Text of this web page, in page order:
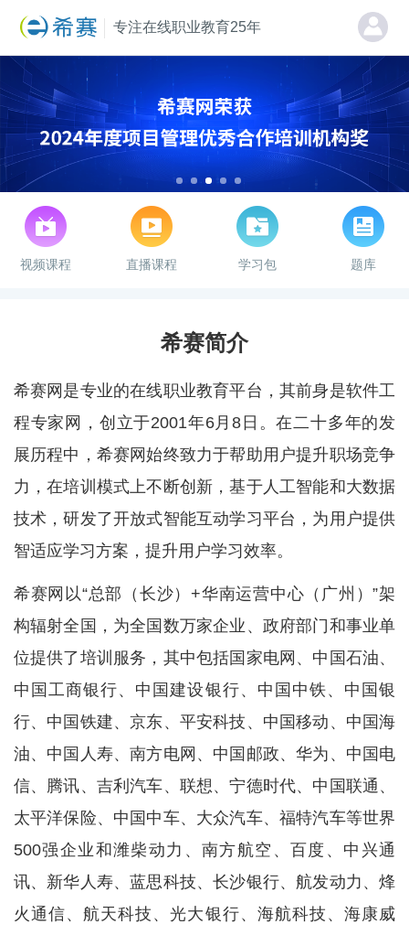
专注在线职业教育25年
视频课程 直播课程 学习包 题库
希赛简介
希赛网是专业的在线职业教育平台，其前身是软件工
程专家网，创立于2001年6月8日。在二十多年的发
展历程中，希赛网始终致力于帮助用户提升职场竞争
力，在培训模式上不断创新，基于人工智能和大数据
技术，研发了开放式智能互动学习平台，为用户提供
智适应学习方案，提升用户学习效率。
希赛网以“总部（长沙）+华南运营中心（广州）”架
构辐射全国，为全国数万家企业、政府部门和事业单
位提供了培训服务，其中包括国家电网、中国石油、
中国工商银行、中国建设银行、中国中铁、中国银
行、中国铁建、京东、平安科技、中国移动、中国海
油、中国人寿、南方电网、中国邮政、华为、中国电
信、腾讯、吉利汽车、联想、宁德时代、中国联通、
太平洋保险、中国中车、大众汽车、福特汽车等世界
500强企业和潍柴动力、南方航空、百度、中兴通
讯、新华人寿、蓝思科技、长沙银行、航发动力、烽
火通信、航天科技、光大银行、海航科技、海康威